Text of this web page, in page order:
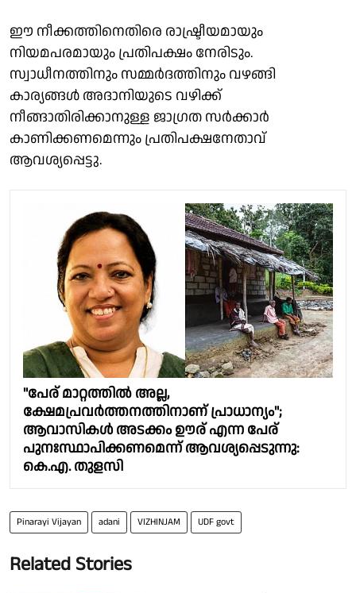
ഈ നീക്കത്തിനെതിരെ രാഷ്ട്രീയമായും
നിയമപരമായും പ്രതിപക്ഷം നേരിടും.
സ്വാധീനത്തിനും സമ്മർദത്തിനും വഴങ്ങി
കാര്യങ്ങൾ അദാനിയുടെ വഴിക്ക്
നീങ്ങാതിരിക്കാനുള്ള ജാഗ്രത സർക്കാർ
കാണിക്കണമെന്നും പ്രതിപക്ഷനേതാവ്
ആവശ്യപ്പെട്ടു.
"പേര് മാറ്റത്തിൽ അല്ല,
ക്ഷേമപ്രവർത്തനത്തിനാണ് പ്രാധാന്യം";
ആവാസികൾ അടക്കം ഊര് എന്ന പേര്
പുനഃസ്ഥാപിക്കണമെന്ന് ആവശ്യപ്പെടുന്നു:
കെ.എ. തുളസി
Pinarayi Vijayan adani VIZHINJAM UDF govt
Related Stories